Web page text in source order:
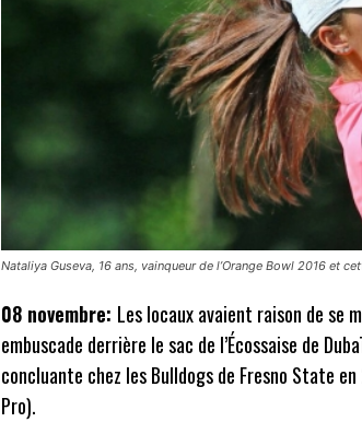
Nataliya Guseva, 16 ans, vainqueur de l’Orange Bowl 2016 et
08 novembre: Les locaux avaient raison de se
embuscade derrière le sac de l’Écossaise de
concluante chez les Bulldogs de Fresno State
Pro).